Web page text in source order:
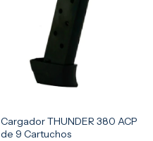
Cargador THUNDER 380 ACP
de 9 Cartuchos